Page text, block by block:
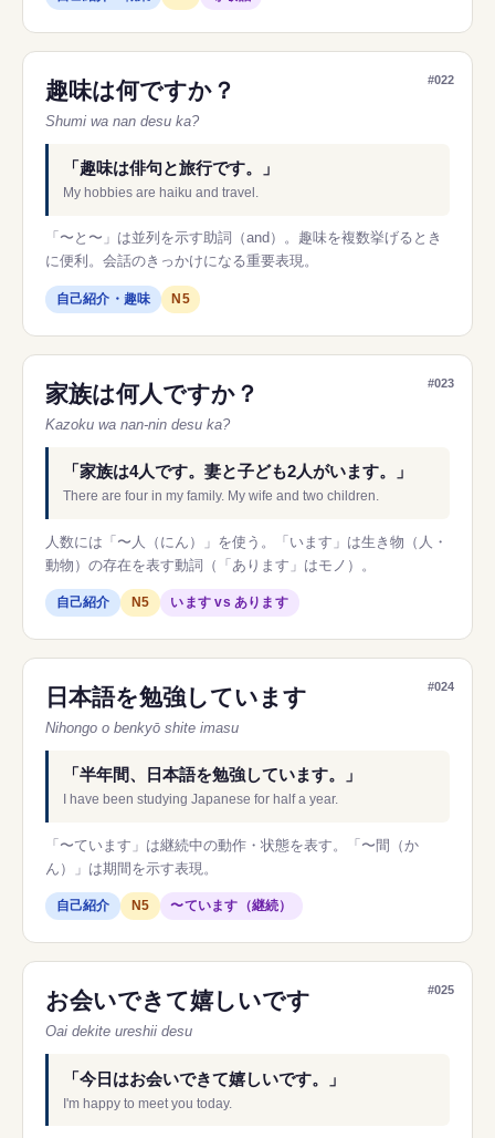
#022
趣味は何ですか？
Shumi wa nan desu ka?
「趣味は俳句と旅行です。」
My hobbies are haiku and travel.
「〜と〜」は並列を示す助詞（and）。趣味を複数挙げるとき
に便利。会話のきっかけになる重要表現。
自己紹介・趣味 N5
#023
家族は何人ですか？
Kazoku wa nan-nin desu ka?
「家族は4人です。妻と子ども2人がいます。」
There are four in my family. My wife and two children.
人数には「〜人（にん）」を使う。「います」は生き物（人・
動物）の存在を表す動詞（「あります」はモノ）。
自己紹介 N5 います vs あります
#024
日本語を勉強しています
Nihongo o benkyō shite imasu
「半年間、日本語を勉強しています。」
I have been studying Japanese for half a year.
「〜ています」は継続中の動作・状態を表す。「〜間（か
ん）」は期間を示す表現。
自己紹介 N5 〜ています（継続）
#025
お会いできて嬉しいです
Oai dekite ureshii desu
「今日はお会いできて嬉しいです。」
I'm happy to meet you today.